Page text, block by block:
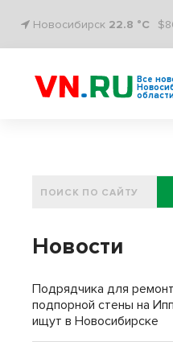
Новосибирск 22.8 °C
Все
Новости
Подрядчика для
подпорной стены на
ищут в Новосибирске